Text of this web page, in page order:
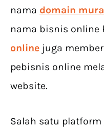
nama domain
nama bisnis online
online juga
pebisnis online
website.
Salah satu